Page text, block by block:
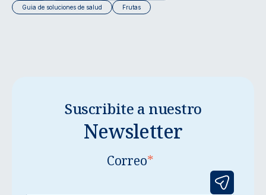
Guia de soluciones de salud
Frutas
Suscribite a nuestro
Newsletter
Correo*